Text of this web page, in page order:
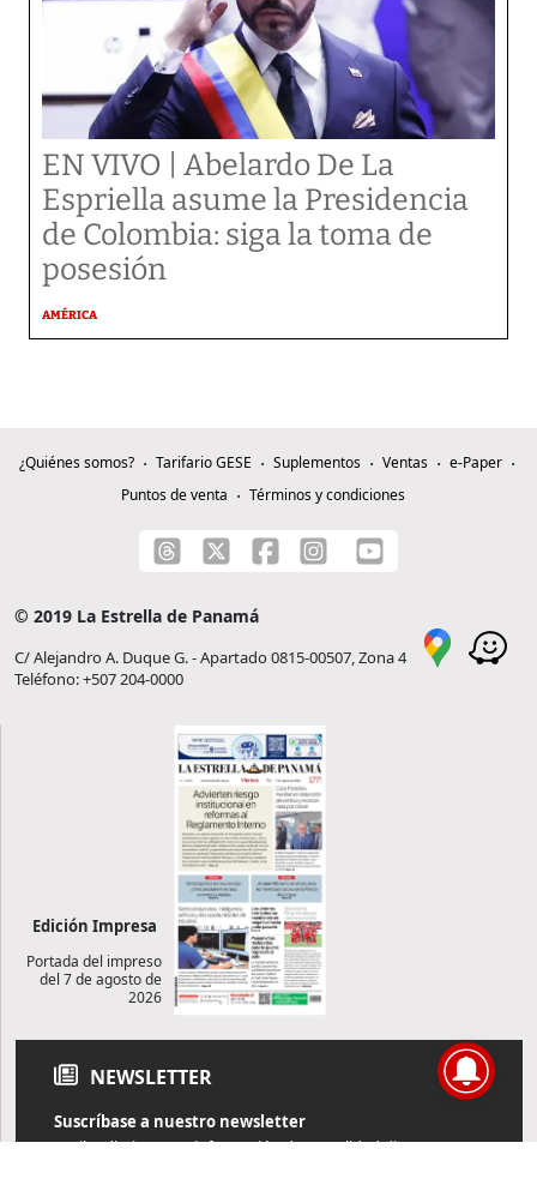
EN VIVO | Abelardo De La
Espriella asume la Presidencia
de Colombia: siga la toma de
posesión
AMÉRICA
¿Quiénes somos? Tarifario GESE Suplementos Ventas
e-Paper
Puntos de venta
Términos y condiciones
© 2019 La Estrella de Panamá
C/ Alejandro A. Duque G. - Apartado 0815-00507, Zona 4
Teléfono: +507 204-0000
Edición Impresa
Portada del impreso
del 7 de agosto de
2026
NEWSLETTER
Suscríbase a nuestro newsletter
Reciba diariamente información de actualidad directamente en